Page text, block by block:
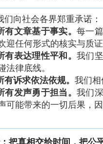
们向社会各界郑重承诺：
有文章基于事实。 每一
迎任何形式的核实与质证
有表达理性平和。 我们
法律底线。
有诉求依法依规。 我们相
有发声勇于担当。 我们
可能带来的一切后果，